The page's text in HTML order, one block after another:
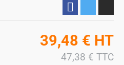
39,48 € HT
47,38 € TTC